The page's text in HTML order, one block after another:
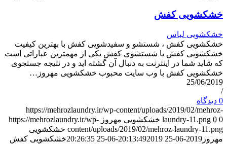
خشکشویی کفش
خشکشویی لباس
خشکشویی کفش ، شستشو و سفیدشویی کفش با بهترین کیفیت
خشکشویی کفش یا شستشوی کفش یکی از مهمترین عباراتی است
که شاید شما در اینترنت به دنبال آن گشته اید و در نتیجه جستجوی
خشکشویی کفش با وب سایت محبوب خشکشویی مهروز…
25/06/2019
/
0 دیدگاه
https://mehrozlaundry.ir/wp-content/uploads/2019/02/mehroz-
laundry-11.png 0 0 خشکشویی مهروز https://mehrozlaundry.ir/wp-
content/uploads/2019/02/mehroz-laundry-11.png خشکشویی
مهروز 2019-06-25 20:13:49
2019-06-25 20:26:35 خشکشویی کفش